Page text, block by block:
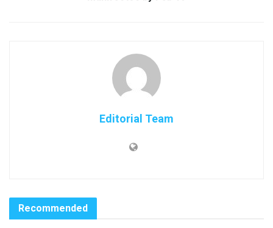
Editorial Team
Recommended